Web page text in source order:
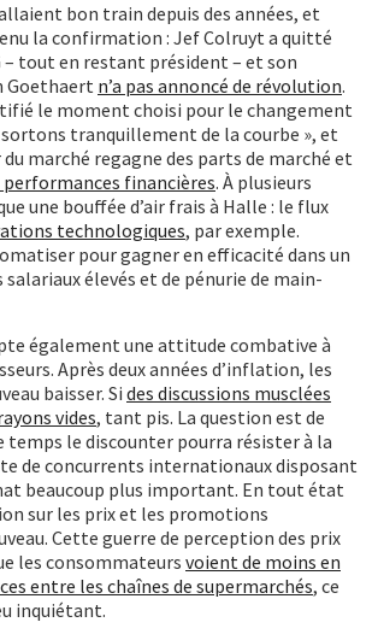
bon train depuis des années, et
la confirmation : Jef Colruyt a quitté
– tout en restant président – et son
Goethaert n’a pas annoncé de révolution.
le moment choisi pour le changement
sortons tranquillement de la courbe », et
marché regagne des parts de marché et
performances financières. À plusieurs
une bouffée d’air frais à Halle : le flux
technologiques, par exemple.
pour gagner en efficacité dans un
élevés et de pénurie de main-
également une attitude combative à
Après deux années d’inflation, les
baisser. Si des discussions musclées
vides, tant pis. La question est de
temps le discounter pourra résister à la
de concurrents internationaux disposant
beaucoup plus important. En tout état
sur les prix et les promotions
Cette guerre de perception des prix
les consommateurs voient de moins en
entre les chaînes de supermarchés, ce
inquiétant.